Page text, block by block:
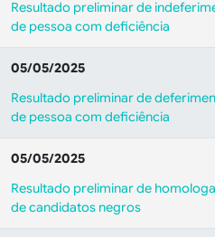
Resultado preliminar de
de pessoa com deficiência
05/05/2025
Resultado preliminar de
de pessoa com deficiência
05/05/2025
Resultado preliminar de
de candidatos negros